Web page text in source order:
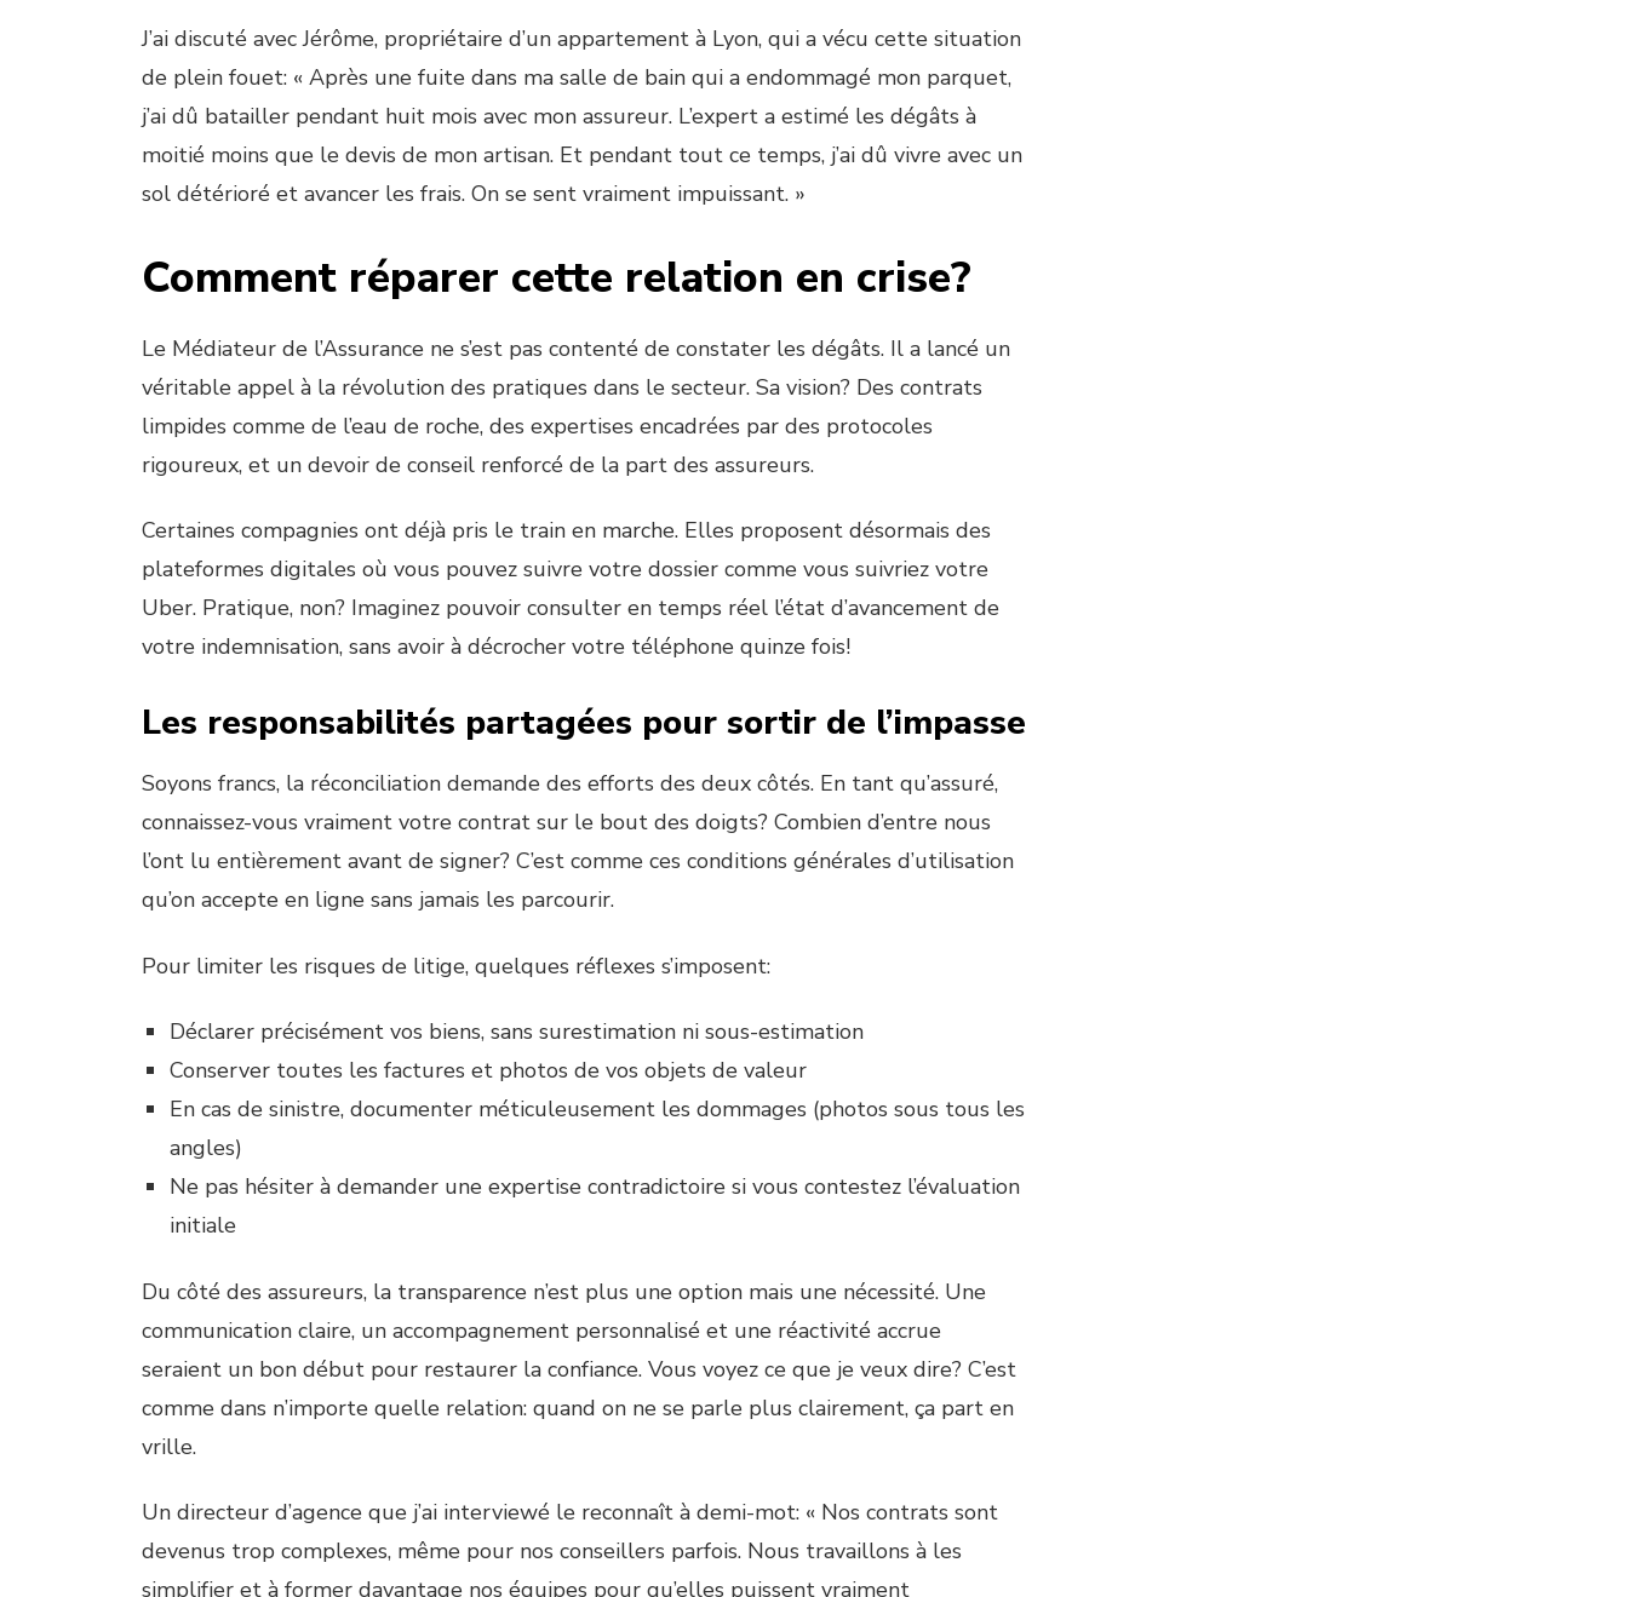
J’ai discuté avec Jérôme, propriétaire d’un appartement à Lyon, qui a vécu cette situation
de plein fouet: « Après une fuite dans ma salle de bain qui a endommagé mon parquet,
j’ai dû batailler pendant huit mois avec mon assureur. L’expert a estimé les dégâts à
moitié moins que le devis de mon artisan. Et pendant tout ce temps, j’ai dû vivre avec un
sol détérioré et avancer les frais. On se sent vraiment impuissant. »
Comment réparer cette relation en crise?
Le Médiateur de l’Assurance ne s’est pas contenté de constater les dégâts. Il a lancé un
véritable appel à la révolution des pratiques dans le secteur. Sa vision? Des contrats
limpides comme de l’eau de roche, des expertises encadrées par des protocoles
rigoureux, et un devoir de conseil renforcé de la part des assureurs.
Certaines compagnies ont déjà pris le train en marche. Elles proposent désormais des
plateformes digitales où vous pouvez suivre votre dossier comme vous suivriez votre
Uber. Pratique, non? Imaginez pouvoir consulter en temps réel l’état d’avancement de
votre indemnisation, sans avoir à décrocher votre téléphone quinze fois!
Les responsabilités partagées pour sortir de l’impasse
Soyons francs, la réconciliation demande des efforts des deux côtés. En tant qu’assuré,
connaissez-vous vraiment votre contrat sur le bout des doigts? Combien d’entre nous
l’ont lu entièrement avant de signer? C’est comme ces conditions générales d’utilisation
qu’on accepte en ligne sans jamais les parcourir.
Pour limiter les risques de litige, quelques réflexes s’imposent:
Déclarer précisément vos biens, sans surestimation ni sous-estimation
Conserver toutes les factures et photos de vos objets de valeur
En cas de sinistre, documenter méticuleusement les dommages (photos sous tous les
angles)
Ne pas hésiter à demander une expertise contradictoire si vous contestez l’évaluation
initiale
Du côté des assureurs, la transparence n’est plus une option mais une nécessité. Une
communication claire, un accompagnement personnalisé et une réactivité accrue
seraient un bon début pour restaurer la confiance. Vous voyez ce que je veux dire? C’est
comme dans n’importe quelle relation: quand on ne se parle plus clairement, ça part en
vrille.
Un directeur d’agence que j’ai interviewé le reconnaît à demi-mot: « Nos contrats sont
devenus trop complexes, même pour nos conseillers parfois. Nous travaillons à les
simplifier et à former davantage nos équipes pour qu’elles puissent vraiment